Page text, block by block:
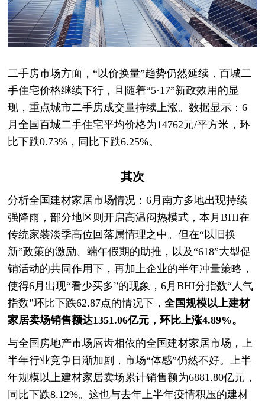
二手房市场方面，“以价换量”趋势仍然延续，百城二
手住宅价格继续下行，且随着“5·17”新政效用的显
现，重点城市二手房成交量持续上涨。数据显示：6
月全国百城二手住宅平均价格为14762元/平方米，环
比下跌0.73%，同比下跌6.25%。
其次
分析全国建材家居市场情况：6月南方多地出现持续
强降雨，部分地区则开启高温闷热模式，本月BHI在
传统家装淡季高位回落属情理之中。但在“以旧换
新”政策的激励、端午假期的助推，以及“618”大型促
销活动的共同作用下，再加上企业的半年冲量策略，
使得6月出现“看少买多”的现象，6月BHI分指数“人气
指数”环比下跌62.87点的情况下，全国规模以上建材
家居卖场销售额达1351.06亿元，环比上涨4.89%。
与全国房地产市场唇齿相依的全国建材家居市场，上
半年行业竞争日渐加剧，市场“体感”仍然不好。上半
年规模以上建材家居卖场累计销售额为6881.80亿元，
同比下跌8.12%。这也与去年上半年疫情积压的建材